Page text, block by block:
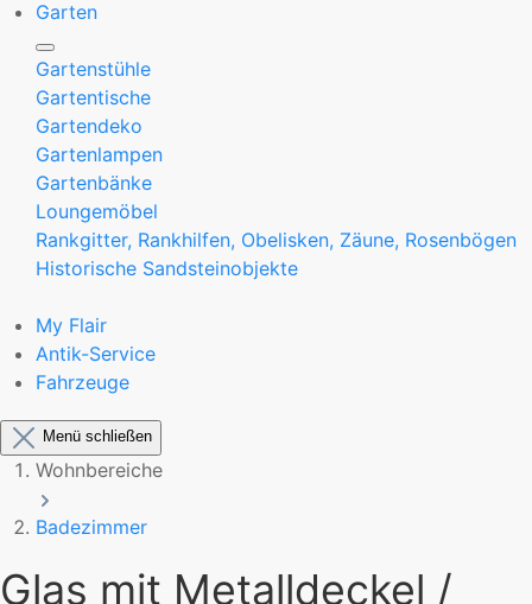
Garten
Gartenstühle
Gartentische
Gartendeko
Gartenlampen
Gartenbänke
Loungemöbel
Rankgitter, Rankhilfen, Obelisken, Zäune, Rosenbögen
Historische Sandsteinobjekte
My Flair
Antik-Service
Fahrzeuge
Menü schließen
Wohnbereiche
Badezimmer
Glas mit Metalldeckel /